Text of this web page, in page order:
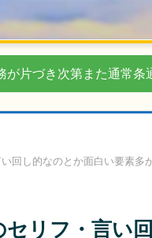
片づき次第また通常条
回し的なのとか面白い要素多
リフ・言い回